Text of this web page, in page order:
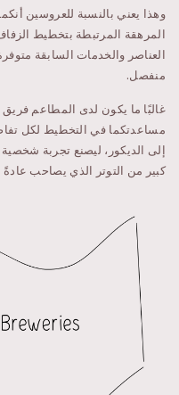
وهذا يعني بالنسبة للعروسين
المرهقة المرتبطة بتخطيط
العناصر والخدمات السابقة
منفصل.
غالبًا ما يكون لدى المطاعم
مساعدتكما في التخطيط لكل
إلى الديكور، ليصنع تجربة
كبير من التوتر الذي يصاحب